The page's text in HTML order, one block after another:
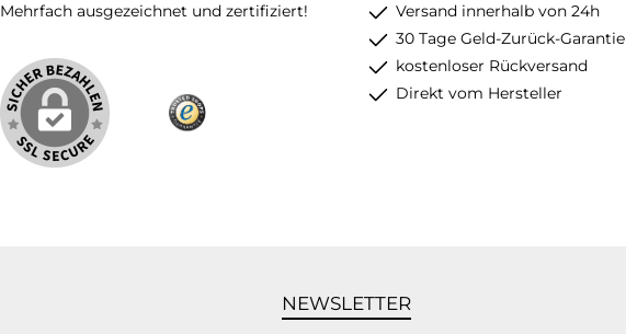
Mehrfach ausgezeichnet und zertifiziert!
Versand innerhalb von 24h
30 Tage Geld-Zurück-Garantie
kostenloser Rückversand
Direkt vom Hersteller
NEWSLETTER